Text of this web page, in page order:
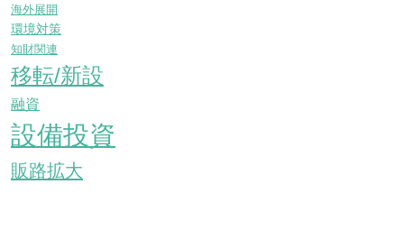
海外展開
環境対策
知財関連
移転/新設
融資
設備投資
販路拡大